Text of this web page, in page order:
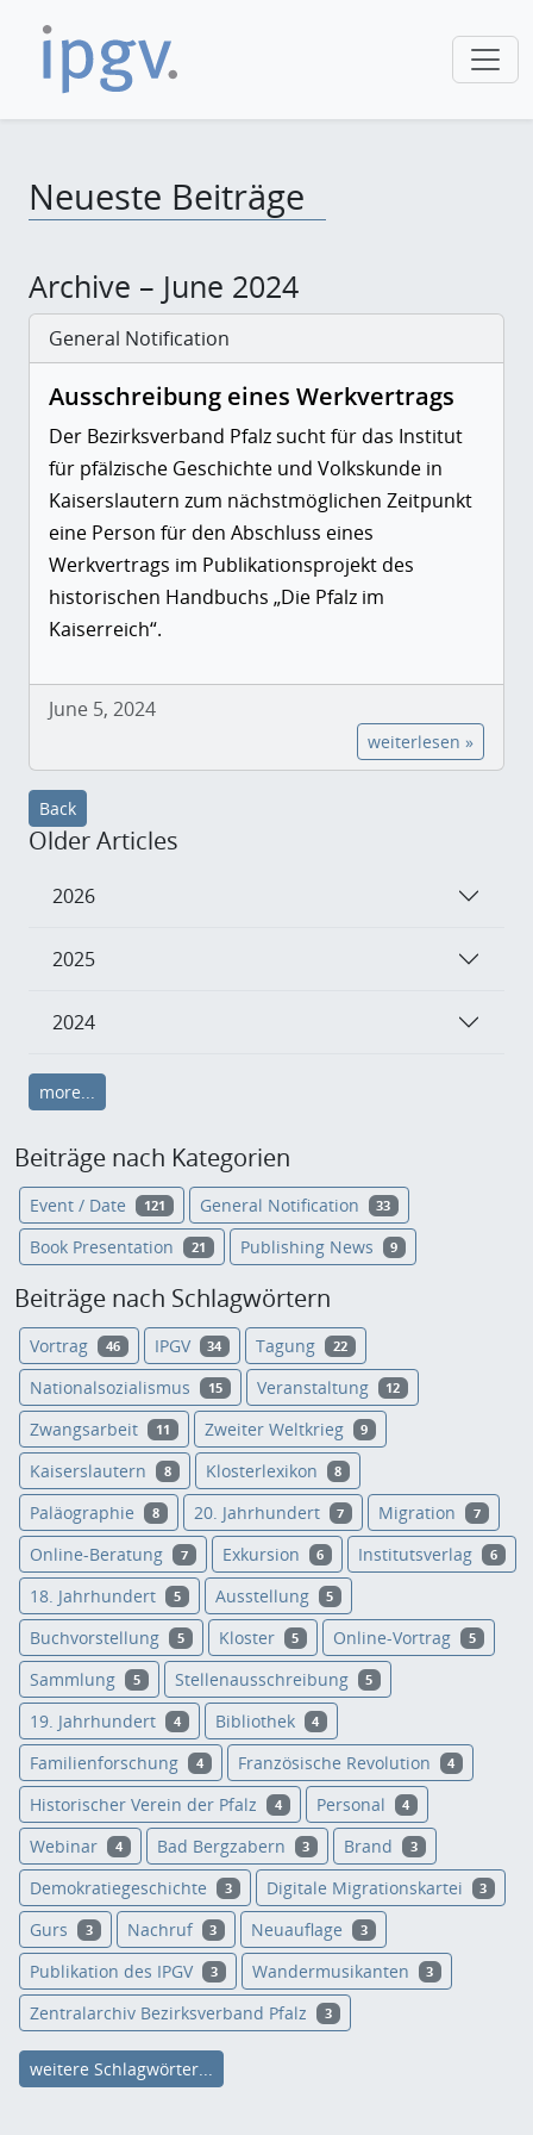
Neueste Beiträge
Archive – June 2024
General Notification
Ausschreibung eines Werkvertrags
Der Bezirksverband Pfalz sucht für das Institut
für pfälzische Geschichte und Volkskunde in
Kaiserslautern zum nächstmöglichen Zeitpunkt
eine Person für den Abschluss eines
Werkvertrags im Publikationsprojekt des
historischen Handbuchs „Die Pfalz im
Kaiserreich“.
June 5, 2024
weiterlesen »
Back
Older Articles
2026
2025
2024
more...
Beiträge nach Kategorien
Event / Date 121 General Notification 33
Book Presentation 21 Publishing News 9
Beiträge nach Schlagwörtern
Vortrag 46 IPGV 34 Tagung 22
Nationalsozialismus 15 Veranstaltung 12
Zwangsarbeit 11 Zweiter Weltkrieg 9
Kaiserslautern 8 Klosterlexikon 8
Paläographie 8 20. Jahrhundert 7 Migration 7
Online-Beratung 7 Exkursion 6 Institutsverlag 6
18. Jahrhundert 5 Ausstellung 5
Buchvorstellung 5 Kloster 5 Online-Vortrag 5
Sammlung 5 Stellenausschreibung 5
19. Jahrhundert 4 Bibliothek 4
Familienforschung 4 Französische Revolution 4
Historischer Verein der Pfalz 4 Personal 4
Webinar 4 Bad Bergzabern 3 Brand 3
Demokratiegeschichte 3 Digitale Migrationskartei 3
Gurs 3 Nachruf 3 Neuauflage 3
Publikation des IPGV 3 Wandermusikanten 3
Zentralarchiv Bezirksverband Pfalz 3
weitere Schlagwörter...